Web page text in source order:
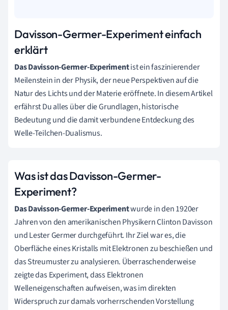
Davisson-Germer-Experiment einfach
erklärt
Das Davisson-Germer-Experimentist ein faszinierender
Meilenstein in der Physik, der neue Perspektiven auf die
Natur des Lichts und der Materie eröffnete. In diesem Artikel
erfährst Du alles über die Grundlagen, historische
Bedeutung und die damit verbundene Entdeckung des
Welle-Teilchen-Dualismus.
Was ist das Davisson-Germer-
Experiment?
Das Davisson-Germer-Experimentwurde in den 1920er
Jahren von den amerikanischen Physikern Clinton Davisson
und Lester Germer durchgeführt. Ihr Ziel war es, die
Oberfläche eines Kristalls mit Elektronen zu beschießen und
das Streumuster zu analysieren. Überraschenderweise
zeigte das Experiment, dass Elektronen
Welleneigenschaften aufweisen, was im direkten
Widerspruch zur damals vorherrschenden Vorstellung